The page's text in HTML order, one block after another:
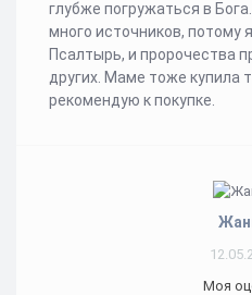
глубже погружаться в
много источников, потому
Псалтырь, и пророчества
других. Маме тоже купила
рекомендую к покупке.
Моя